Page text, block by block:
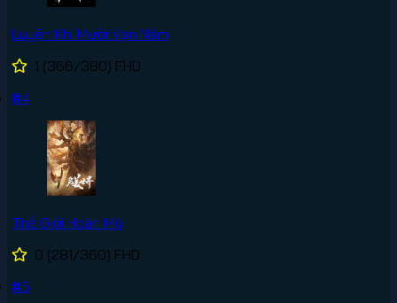
Luyện Khí Mười Vạn Năm
1 (366/380) FHD
#4
Thế Giới Hoàn Mỹ
0 (281/360) FHD
#5